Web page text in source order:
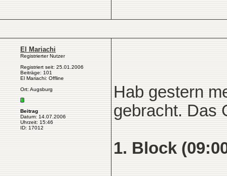
El Mariachi
Registrierter Nutzer
Registriert seit: 25.01.2006
Beiträge: 101
El Mariachi: Offline
Ort: Augsburg
Beitrag
Datum: 14.07.2006
Uhrzeit: 15:46
ID: 17012
Hab gestern
gebracht. Das
1. Block